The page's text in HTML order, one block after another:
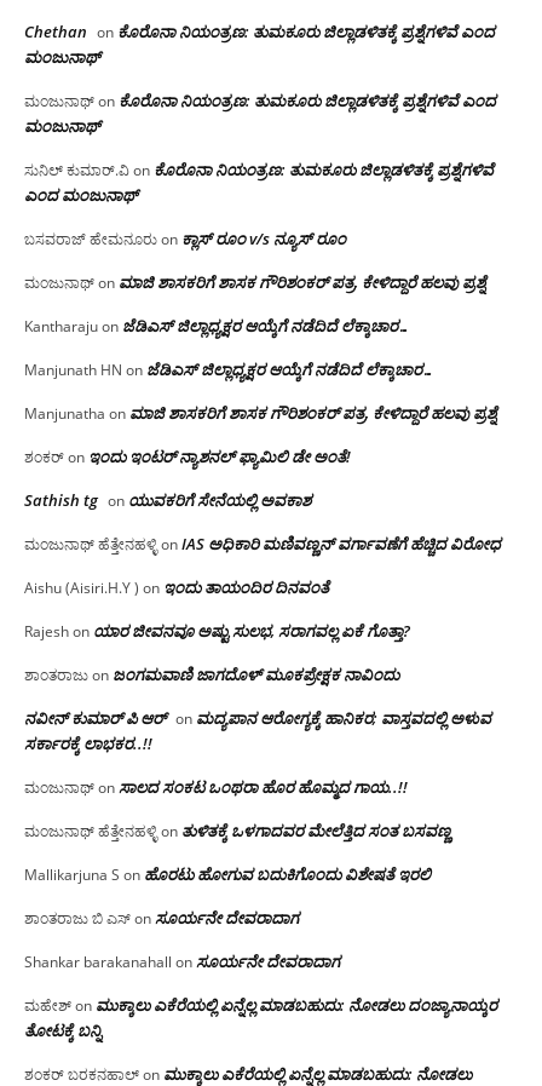
Chethan on ಕೊರೊನಾ ನಿಯಂತ್ರಣ: ತುಮಕೂರು ಜಿಲ್ಲಾಡಳಿತಕ್ಕೆ ಪ್ರಶ್ನೆಗಳಿವೆ ಎಂದ
ಮಂಜು‌ನಾಥ್
ಮಂಜುನಾಥ್on ಕೊರೊನಾ ನಿಯಂತ್ರಣ: ತುಮಕೂರು ಜಿಲ್ಲಾಡಳಿತಕ್ಕೆ ಪ್ರಶ್ನೆಗಳಿವೆ ಎಂದ
ಮಂಜು‌ನಾಥ್
ಸುನಿಲ್ ಕುಮಾರ್.ವಿon ಕೊರೊನಾ ನಿಯಂತ್ರಣ: ತುಮಕೂರು ಜಿಲ್ಲಾಡಳಿತಕ್ಕೆ ಪ್ರಶ್ನೆಗಳಿವೆ
ಎಂದ ಮಂಜು‌ನಾಥ್
ಬಸವರಾಜ್ ಹೇಮನೂರುon ಕ್ಲಾಸ್ ರೂಂ v/s ನ್ಯೂಸ್ ರೂಂ
ಮಂಜುನಾಥ್on ಮಾಜಿ ಶಾಸಕರಿಗೆ ಶಾಸಕ ಗೌರಿಶಂಕರ್ ಪತ್ರ, ಕೇಳಿದ್ದಾರೆ ಹಲವು ಪ್ರಶ್ನೆ
Kantharajuon ಜೆಡಿಎಸ್ ಜಿಲ್ಲಾಧ್ಯಕ್ಷರ ಆಯ್ಕೆಗೆ ನಡೆದಿದೆ ಲೆಕ್ಕಾಚಾರ…
Manjunath HN on ಜೆಡಿಎಸ್ ಜಿಲ್ಲಾಧ್ಯಕ್ಷರ ಆಯ್ಕೆಗೆ ನಡೆದಿದೆ ಲೆಕ್ಕಾಚಾರ…
Manjunatha on ಮಾಜಿ ಶಾಸಕರಿಗೆ ಶಾಸಕ ಗೌರಿಶಂಕರ್ ಪತ್ರ, ಕೇಳಿದ್ದಾರೆ ಹಲವು ಪ್ರಶ್ನೆ
ಶಂಕರ್on ಇಂದು ಇಂಟರ್ ನ್ಯಾಶನಲ್ ಫ್ಯಾಮಿಲಿ ಡೇ ಅಂತೆ!
Sathish tg on ಯುವಕರಿಗೆ ಸೇನೆಯಲ್ಲಿ ಅವಕಾಶ
ಮಂಜುನಾಥ್ ಹೆತ್ತೇನಹಳ್ಳಿonIAS ಅಧಿಕಾರಿ ಮಣಿವಣ್ಣನ್ ವರ್ಗಾವಣೆಗೆ ಹೆಚ್ಚಿದ‌ ವಿರೋಧ
Aishu (Aisiri.H.Y ) on ಇಂದು ತಾಯಂದಿರ ದಿನವಂತೆ
Rajeshon ಯಾರ ಜೀವನವೂ ಅಷ್ಟು ಸುಲಭ, ಸರಾಗವಲ್ಲ ಏಕೆ ಗೊತ್ತಾ?
ಶಾಂತರಾಜುon ಜಂಗಮವಾಣಿ ಜಾಗದೊಳ್ ಮೂಕಪ್ರೇಕ್ಷಕ ನಾವಿಂದು
ನವೀನ್ ಕುಮಾರ್ ಪಿ ಆರ್ on ಮದ್ಯಪಾನ ಆರೋಗ್ಯಕ್ಕೆ ಹಾನಿಕರ; ವಾಸ್ತವದಲ್ಲಿ ಅಳುವ
ಸರ್ಕಾರಕ್ಕೆ ಲಾಭಕರ..!!
ಮಂಜುನಾಥ್onಸಾಲದ ಸಂಕಟ ಒಂಥರಾ ಹೊರ ಹೊಮ್ಮದ ಗಾಯ..!!
ಮಂಜುನಾಥ್ ಹೆತ್ತೇನಹಳ್ಳಿon ತುಳಿತಕ್ಕೆ ಒಳಗಾದವರ ಮೇಲೆತ್ತಿದ ಸಂತ ಬಸವಣ್ಣ
Mallikarjuna S on ಹೊರಟು ಹೋಗುವ ಬದುಕಿಗೊಂದು ವಿಶೇಷತೆ ಇರಲಿ
ಶಾಂತರಾಜು ಬಿ ಎಸ್onಸೂರ್ಯನೇ ದೇವರಾದಾಗ
Shankar barakanahall onಸೂರ್ಯನೇ ದೇವರಾದಾಗ
ಮಹೇಶ್on ಮುಕ್ಕಾಲು ಎಕೆರೆಯಲ್ಲಿ ಏನ್ನೆಲ್ಲ‌ ಮಾಡಬಹುದು: ನೋಡಲು ದಂಜ್ಯಾನಾಯ್ಕರ
ತೋಟಕ್ಕೆ ಬನ್ನಿ
ಶಂಕರ್ ಬರಕನಹಾಲ್on ಮುಕ್ಕಾಲು ಎಕೆರೆಯಲ್ಲಿ ಏನ್ನೆಲ್ಲ‌ ಮಾಡಬಹುದು: ನೋಡಲು